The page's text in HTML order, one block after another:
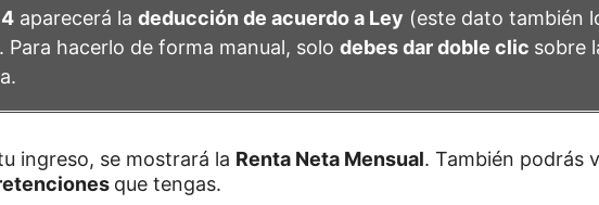
aparecerá la deducción de acuerdo a Ley (este dato también
Para hacerlo de forma manual, solo debes dar doble clic sobre
ingreso, se mostrará la Renta Neta Mensual. También podrás
que tengas.